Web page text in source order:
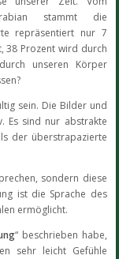
stammt die
repräsentiert nur 7
38 Prozent wird durch
unseren Körper
sein. Die Bilder und
Es sind nur abstrakte
der überstrapazierte
sondern diese
ist die Sprache des
ermöglicht.
“ beschrieben habe,
sehr leicht Gefühle